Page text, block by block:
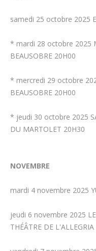
samedi 25 octobre 2025
* mardi 28 octobre 2025
BEAUSOBRE 20H00
* mercredi 29 octobre
BEAUSOBRE 20H00
* jeudi 30 octobre 2025
DU MARTOLET 20H30
NOVEMBRE
mardi 4 novembre 2025
jeudi 6 novembre 2025
THÉÂTRE DE